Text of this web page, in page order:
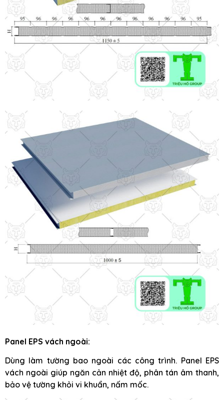
Panel EPS vách ngoài:
Dùng làm tường bao ngoài các công trình. Panel EPS
vách ngoài giúp ngăn cản nhiệt độ, phân tán âm thanh,
bảo vệ tường khỏi vi khuẩn, nấm mốc.